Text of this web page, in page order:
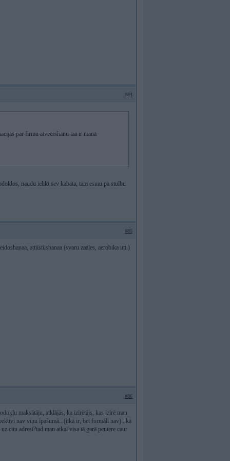
#84
par firmu atveershanu taa ir mana
naudu ielikt sev kabata, tam esmu pa stulbu
#85
attiistiishanaa (svaru zaales, aerobika utt.)
#86
maksātāju, atklājās, ka izīrētājs, kas izīrē man
nav viņu īpašumā...(itkā ir, bet formāli nav)...kā
citu adresi?tad man atkal visa tā garā pentere caur